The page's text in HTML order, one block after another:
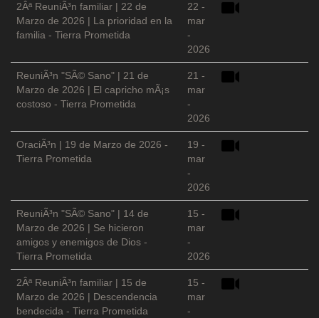
2Âª ReuniÃ³n familiar | 22 de
Marzo de 2026 | La prioridad en la
familia - Tierra Prometida
22 -
mar
-
2026
ReuniÃ³n "SÃ© Sano" | 21 de
Marzo de 2026 | El capricho mÃ¡s
costoso - Tierra Prometida
21 -
mar
-
2026
OraciÃ³n | 19 de Marzo de 2026 -
Tierra Prometida
19 -
mar
-
2026
ReuniÃ³n "SÃ© Sano" | 14 de
Marzo de 2026 | Se hicieron
amigos y enemigos de Dios -
Tierra Prometida
15 -
mar
-
2026
2Âª ReuniÃ³n familiar | 15 de
Marzo de 2026 | Descendencia
bendecida - Tierra Prometida
15 -
mar
-